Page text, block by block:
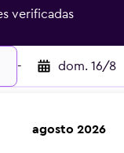
verificadas
- dom. 16/8
agosto 2026